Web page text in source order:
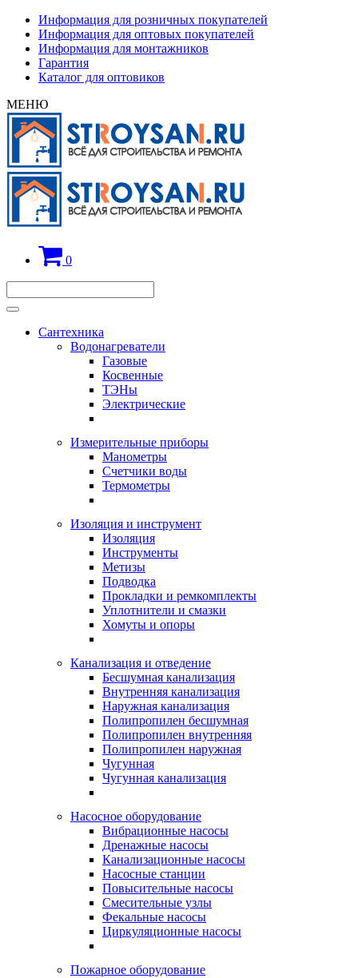
Информация для розничных покупателей
Информация для оптовых покупателей
Информация для монтажников
Гарантия
Каталог для оптовиков
МЕНЮ
0
Сантехника
Водонагреватели
Газовые
Косвенные
ТЭНы
Электрические
Измерительные приборы
Манометры
Счетчики воды
Термометры
Изоляция и инструмент
Изоляция
Инструменты
Метизы
Подводка
Прокладки и ремкомплекты
Уплотнители и смазки
Хомуты и опоры
Канализация и отведение
Бесшумная канализация
Внутренняя канализация
Наружная канализация
Полипропилен бесшумная
Полипропилен внутренняя
Полипропилен наружная
Чугунная
Чугунная канализация
Насосное оборудование
Вибрационные насосы
Дренажные насосы
Канализационные насосы
Насосные станции
Повысительные насосы
Смесительные узлы
Фекальные насосы
Циркуляционные насосы
Пожарное оборудование